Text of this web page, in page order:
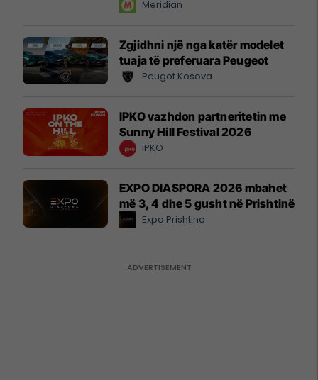
instant!Meridian
Zgjidhni një nga katër modelet
tuaja të preferuara Peugeot
Peugot Kosova
IPKO vazhdon partneritetin me
Sunny Hill Festival 2026
IPKO
EXPO DIASPORA 2026 mbahet
më 3, 4 dhe 5 gusht në Prishtinë
Expo Prishtina